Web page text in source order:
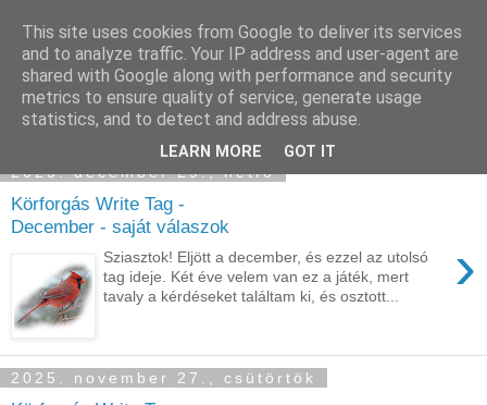
Sümegi Emília -
Tintaszerkezetek
2025. december 29., hétfő
Körforgás Write Tag -
December - saját válaszok
›
Sziasztok! Eljött a december, és ezzel az utolsó
tag ideje. Két éve velem van ez a játék, mert
tavaly a kérdéseket találtam ki, és osztott...
2025. november 27., csütörtök
This site uses cookies from Google to deliver its services
and to analyze traffic. Your IP address and user-agent are
shared with Google along with performance and security
metrics to ensure quality of service, generate usage
statistics, and to detect and address abuse.
LEARN MORE GOT IT